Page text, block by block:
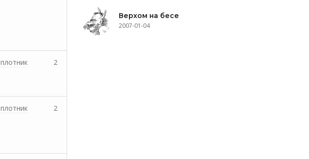
плотник 2
плотник 2
Верхом на бесе
2007-01-04